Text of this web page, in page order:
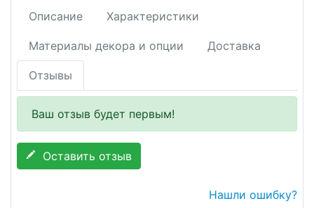
Описание Характеристики
Материалы декора и опции Доставка
Отзывы
Ваш отзыв будет первым!
Оставить отзыв
Нашли ошибку?